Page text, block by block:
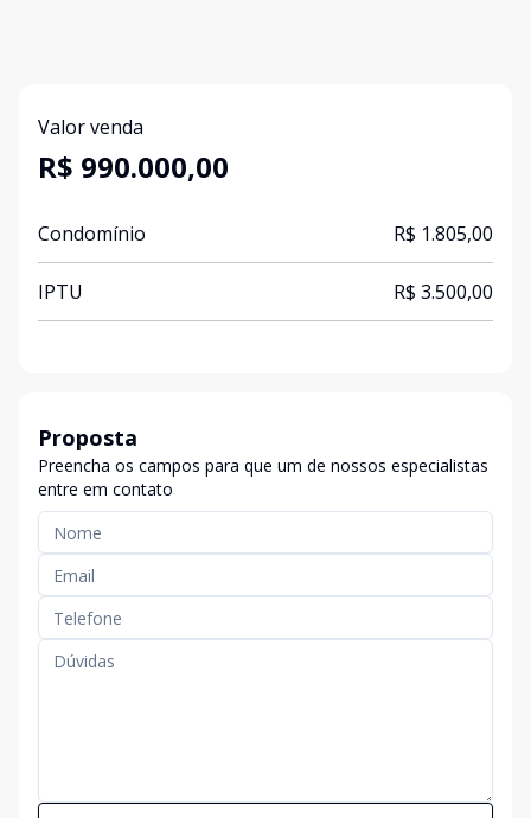
Valor venda
R$ 990.000,00
Condomínio R$ 1.805,00
IPTU R$ 3.500,00
Proposta
Preencha os campos para que um de nossos especialistas
entre em contato